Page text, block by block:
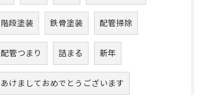
階段塗装 鉄骨塗装 配管掃除
配管つまり 詰まる 新年
あけましておめでとうございます